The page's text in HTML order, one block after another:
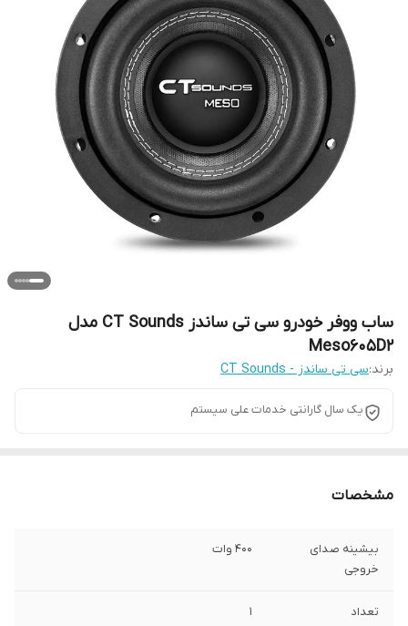
ساب ووفر خودرو سی تی ساندز CT Sounds مدل
Meso605D2
برند:سی تی ساندز - CT Sounds
یک سال گارانتی خدمات علی سیستم
مشخصات
بیشینه صدای
خروجی
400 وات
تعداد 1